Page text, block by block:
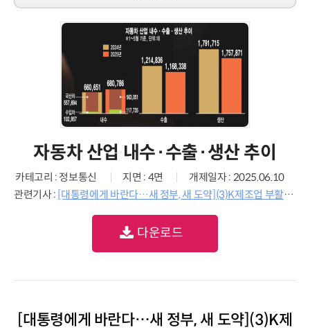
자동차 산업 내수·수출·생산 추이
카테고리 : 정보통신 지면 : 4면
개제일자 : 2025.06.10
관련기사 : [대통령에게 바란다…새 정부, 새 도약](3)K제조업 부활…車 “내수·미래차·통상 힘써달라”
다운로드
[대통령에게 바란다…새 정부, 새 도약](3)K제